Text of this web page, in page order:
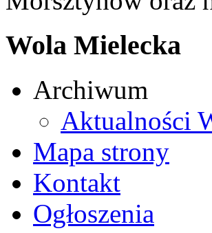
Wola Mielecka
Archiwum
Aktualności
Mapa strony
Kontakt
Ogłoszenia